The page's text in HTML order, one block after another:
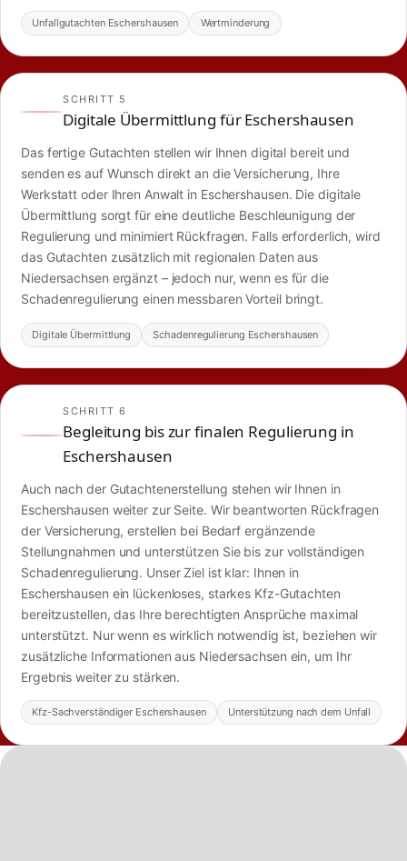
Unfallgutachten Eschershausen Wertminderung
SCHRITT 5
Digitale Übermittlung für Eschershausen
Das fertige Gutachten stellen wir Ihnen digital bereit und
senden es auf Wunsch direkt an die Versicherung, Ihre
Werkstatt oder Ihren Anwalt in Eschershausen. Die digitale
Übermittlung sorgt für eine deutliche Beschleunigung der
Regulierung und minimiert Rückfragen. Falls erforderlich, wird
das Gutachten zusätzlich mit regionalen Daten aus
Niedersachsen ergänzt – jedoch nur, wenn es für die
Schadenregulierung einen messbaren Vorteil bringt.
Digitale Übermittlung Schadenregulierung Eschershausen
SCHRITT 6
Begleitung bis zur finalen Regulierung in
Eschershausen
Auch nach der Gutachtenerstellung stehen wir Ihnen in
Eschershausen weiter zur Seite. Wir beantworten Rückfragen
der Versicherung, erstellen bei Bedarf ergänzende
Stellungnahmen und unterstützen Sie bis zur vollständigen
Schadenregulierung. Unser Ziel ist klar: Ihnen in
Eschershausen ein lückenloses, starkes Kfz-Gutachten
bereitzustellen, das Ihre berechtigten Ansprüche maximal
unterstützt. Nur wenn es wirklich notwendig ist, beziehen wir
zusätzliche Informationen aus Niedersachsen ein, um Ihr
Ergebnis weiter zu stärken.
Kfz-Sachverständiger Eschershausen Unterstützung nach dem Unfall